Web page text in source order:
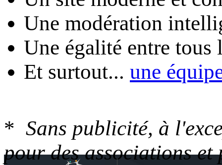
Une modération
Une égalité entre tous
Et surtout... une
* Sans publicité, à
pour des associations et